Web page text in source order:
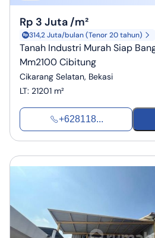
Rp 3 Juta /m²
314,2 Juta/bulan (Tenor 20 tahun)
Tanah Industri Murah Siap
Mm2100 Cibitung
Cikarang Selatan, Bekasi
LT: 21201 m²
+628118...